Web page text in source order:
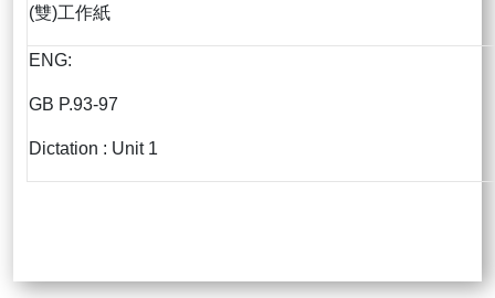
(雙)工作紙
ENG:
GB P.93-97
Dictation : Unit 1